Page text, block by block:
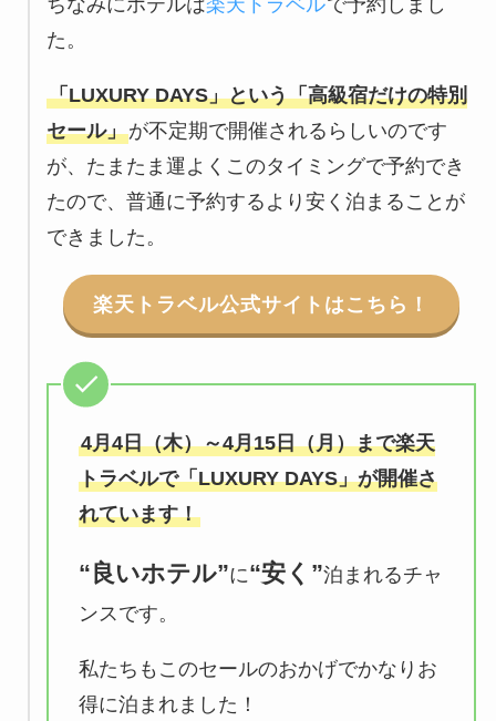
ちなみにホテルは楽天トラベルで予約しまし
た。
「LUXURY DAYS」という「高級宿だけの特別
セール」が不定期で開催されるらしいのです
が、たまたま運よくこのタイミングで予約でき
たので、普通に予約するより安く泊まることが
できました。
楽天トラベル公式サイトはこちら！
4月4日（木）～4月15日（月）まで楽天
トラベルで「LUXURY DAYS」が開催さ
れています！
“良いホテル”に“安く”泊まれるチャ
ンスです。
私たちもこのセールのおかげでかなりお
得に泊まれました！